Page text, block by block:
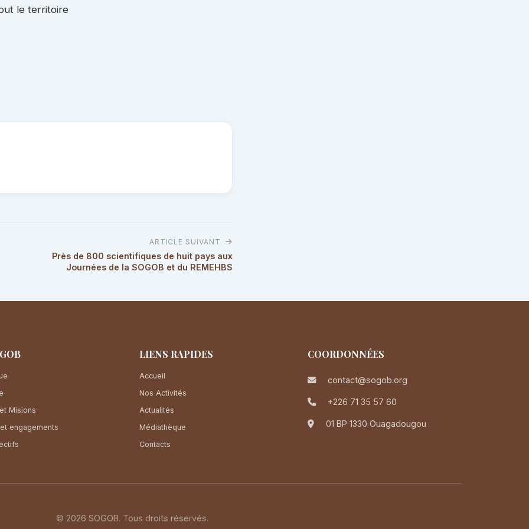
le territoire
ARTICLE SUIVANT
Près de 800 scientifiques de huit pays aux
Journées de la SOGOB et du REMEHBS
Misions
engagements
LIENS RAPIDES
Accueil
Nos Activités
Actualités
Médiathèque
Contacts
COORDONNÉES
contact@sogob.org
+226 71 35 57 60
01 BP 1330 Ouagadougou
© 2026 SOGOB. Tous droits réservés.